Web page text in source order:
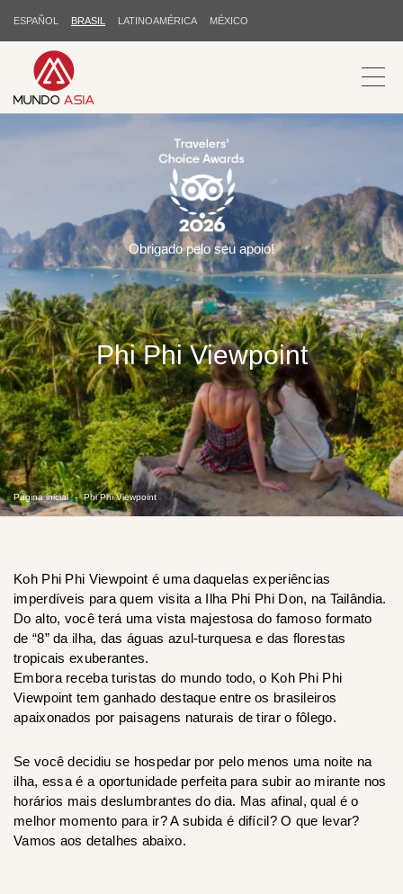
ESPAÑOL BRASIL LATINOAMÉRICA MÉXICO
Phi Phi Viewpoint
Página inicial Phi Phi Viewpoint
Obrigado pelo seu apoio!
Koh Phi Phi Viewpoint é uma daquelas experiências
imperdíveis para quem visita a Ilha Phi Phi Don, na Tailândia.
Do alto, você terá uma vista majestosa do famoso formato
de “8” da ilha, das águas azul-turquesa e das florestas
tropicais exuberantes.
Embora receba turistas do mundo todo, o Koh Phi Phi
Viewpoint tem ganhado destaque entre os brasileiros
apaixonados por paisagens naturais de tirar o fôlego.
Se você decidiu se hospedar por pelo menos uma noite na
ilha, essa é a oportunidade perfeita para subir ao mirante nos
horários mais deslumbrantes do dia. Mas afinal, qual é o
melhor momento para ir? A subida é difícil? O que levar?
Vamos aos detalhes abaixo.